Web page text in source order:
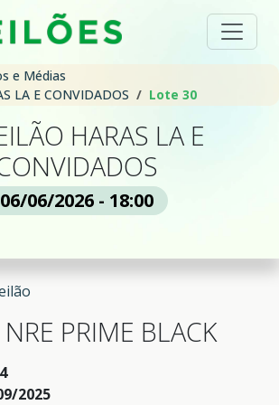
e Médias
LA E CONVIDADOS
Lote 30
HARAS LA E
06/06/2026 - 18:00
NRE PRIME BLACK
2025